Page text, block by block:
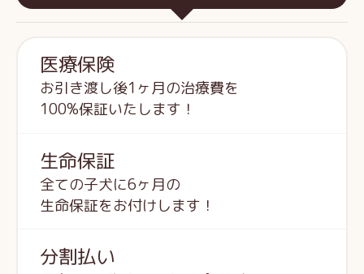
医療保険
お引き渡し後1ヶ月の治療費を
100%保証いたします！
生命保証
全ての子犬に6ヶ月の
生命保証をお付けします！
分割払い